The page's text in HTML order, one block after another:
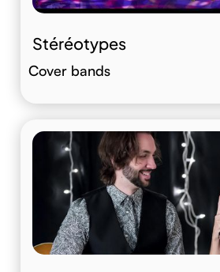
Stéréotypes
Cover bands